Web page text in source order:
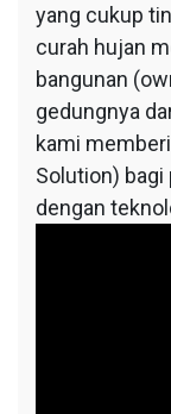
yang cukup
curah hujan
bangunan
gedungnya
kami
Solution)
dengan